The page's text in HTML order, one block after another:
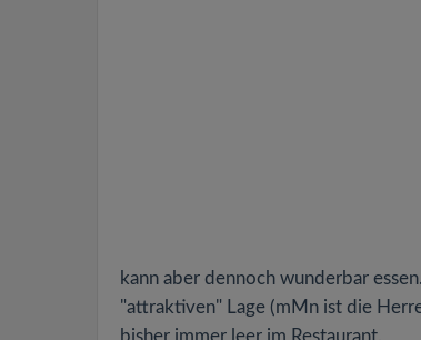
kann aber dennoch wunderbar
"attraktiven" Lage (mMn ist die
bisher immer leer im Restaurant.